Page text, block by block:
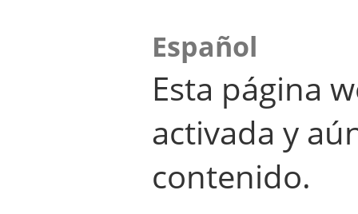
Español
Esta página
activada y
contenido.